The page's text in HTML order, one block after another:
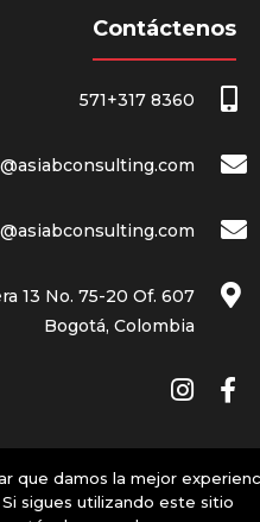
Contáctenos
571+317 8360
13 No. 75-20 Of. 607
Bogotá, Colombia
que damos la mejor
sigues utilizando este sitio